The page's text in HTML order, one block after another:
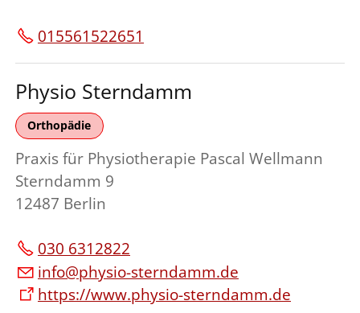
015561522651
Physio Sterndamm
Orthopädie
Praxis für Physiotherapie Pascal Wellmann
Sterndamm 9
12487 Berlin
030 6312822
info@physio-sterndamm.de
https://www.physio-sterndamm.de